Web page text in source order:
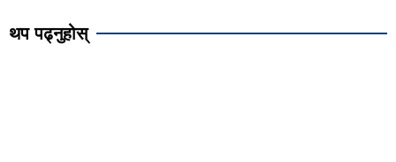
थप पढ्नुहोस्